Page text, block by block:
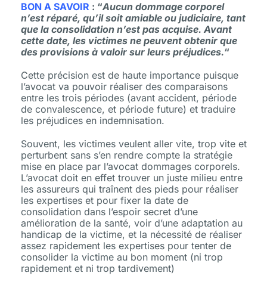
BON A SAVOIR : “Aucun dommage corporel
n’est réparé, qu’il soit amiable ou judiciaire, tant
que la consolidation n’est pas acquise. Avant
cette date, les victimes ne peuvent obtenir que
des provisions à valoir sur leurs préjudices.“
Cette précision est de haute importance puisque
l’avocat va pouvoir réaliser des comparaisons
entre les trois périodes (avant accident, période
de convalescence, et période future) et traduire
les préjudices en indemnisation.
Souvent, les victimes veulent aller vite, trop vite et
perturbent sans s’en rendre compte la stratégie
mise en place par l’avocat dommages corporels.
L’avocat doit en effet trouver un juste milieu entre
les assureurs qui traînent des pieds pour réaliser
les expertises et pour fixer la date de
consolidation dans l’espoir secret d’une
amélioration de la santé, voir d’une adaptation au
handicap de la victime, et la nécessité de réaliser
assez rapidement les expertises pour tenter de
consolider la victime au bon moment (ni trop
rapidement et ni trop tardivement)